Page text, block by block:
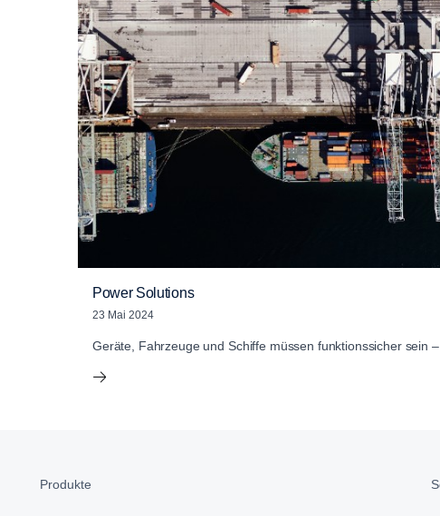
Power Solutions
23 Mai 2024
Geräte, Fahrzeuge und Schiffe müssen funktionssicher sein
Produkte